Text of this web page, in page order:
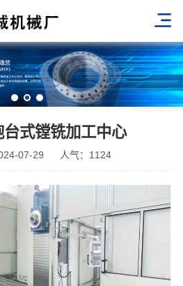
式镗铣加工中心
07-29 人气：1124